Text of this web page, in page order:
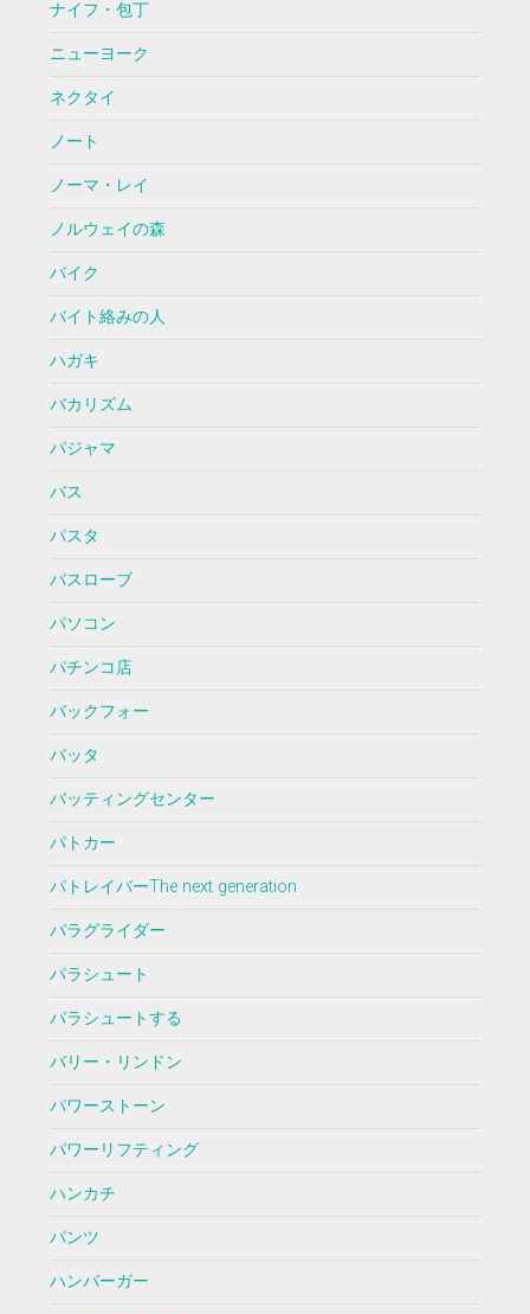
ナイフ・包丁
ニューヨーク
ネクタイ
ノート
ノーマ・レイ
ノルウェイの森
バイク
バイト絡みの人
ハガキ
バカリズム
パジャマ
バス
パスタ
バスローブ
パソコン
パチンコ店
バックフォー
バッタ
バッティングセンター
パトカー
パトレイバーThe next generation
パラグライダー
パラシュート
パラシュートする
バリー・リンドン
パワーストーン
パワーリフティング
ハンカチ
パンツ
ハンバーガー